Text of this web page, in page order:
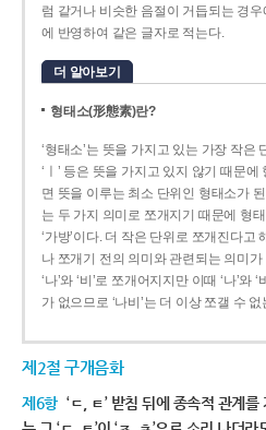
럼 같거나 비슷한 음절이 거듭되는 경
에 반영하여 같은 글자로 적는다.
더 알아보기
형태소(形態素)란?
‘형태소’는 뜻을 가지고 있는 가장 작은
‘ㅣ’ 등은 뜻을 가지고 있지 않기 때문에
면 뜻을 이루는 최소 단위인 형태소가 된
는 두 가지 의미로 쪼개지기 때문에 형태
‘가방’이다. 더 작은 단위로 쪼개진다고
나 쪼개기 전의 의미와 관련되는 의미가
‘나’와 ‘비’로 쪼개어지지만 이때 ‘나’와
가 없으므로 ‘나비’는 더 이상 쪼갤 수
제2절 구개음화
제6항 ‘ㄷ, ㅌ’ 받침 뒤에 종속적 관계를